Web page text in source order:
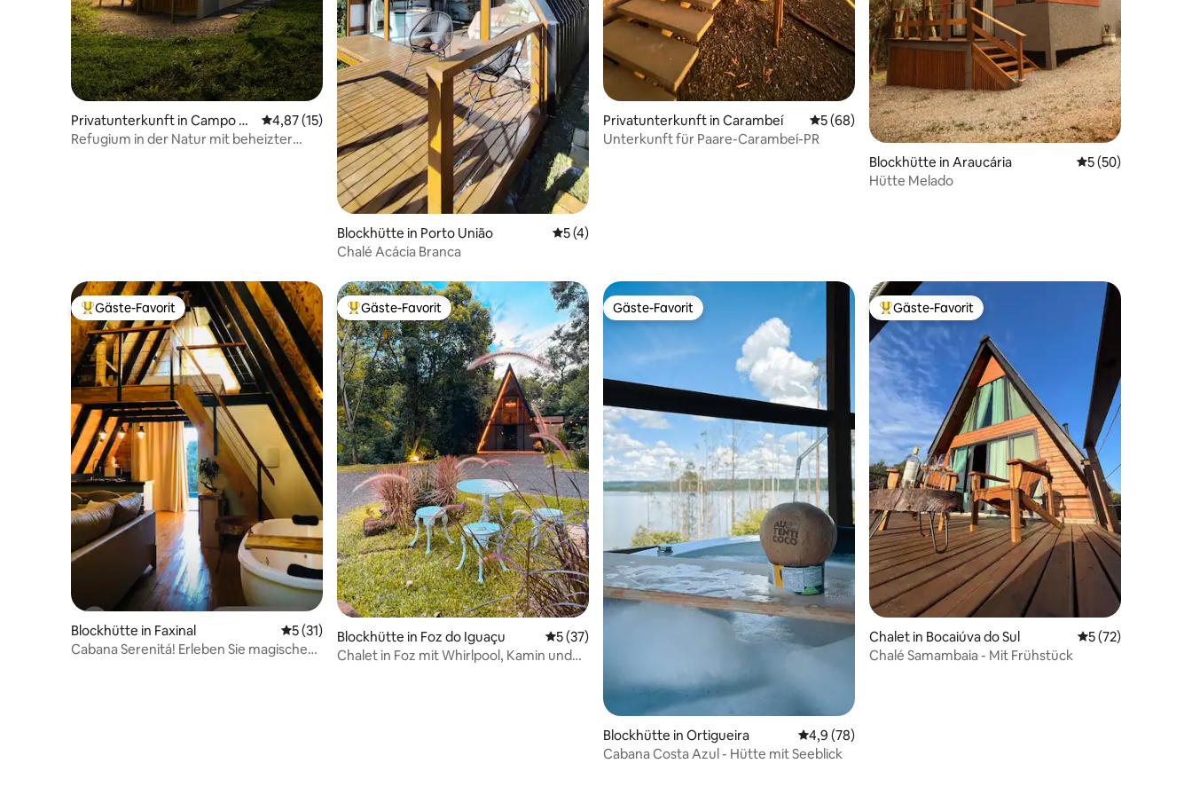
Privatunterkunft in Campo Al
egre
Durchschnittliche Bewertung: 4,87 von 5, 15 Bewertungen
4,87 (15)
Refugium in der Natur mit beheizter
Blockhütte in Porto União Durchschnittliche Bewertung: 5 von 5, 4 Bewertungen
5 (4)
Chalé Acácia Branca
Privatunterkunft in Carambeí Durchschnittliche Bewertung: 5 von 5, 68 Bewertungen
5 (68)
Unterkunft für Paare-Carambeí-PR
Blockhütte in Araucária Durchschnittliche
5 (50)
Hütte Melado
Beliebter Gäste-Favorit.
Gäste-Favorit
Blockhütte in Faxinal Durchschnittliche Bewertung: 5 von 5, 31 Bewertungen
5 (31)
Cabana Serenitá! Erleben Sie magische
Beliebter Gäste-Favorit.
Gäste-Favorit
Blockhütte in Foz do Iguaçu Durchschnittliche Bewertung: 5 von 5, 37 Bewertungen
5 (37)
Chalet in Foz mit Whirlpool, Kamin und
Gäste-Favorit
Gäste-Favorit
Blockhütte in Ortigueira Durchschnittliche Bewertung: 4,9 von 5, 78 Bewertungen
4,9 (78)
Cabana Costa Azul - Hütte mit Seeblick
Beliebter Gäste-Favorit.
Gäste-Favorit
Chalet in Bocaiúva do Sul Durchschnittliche
5 (72)
Chalé Samambaia - Mit Frühstück